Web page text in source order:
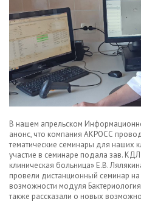
В нашем апрельском
анонс, что компания АКРОСС
тематические семинары для наших
участие в семинаре подала зав.
клиническая больница» Е.В.
провели дистанционный семинар
возможности модуля
также рассказали о новых